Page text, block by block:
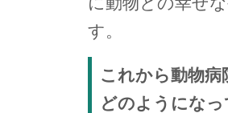
す。
これから動物病
どのようにな